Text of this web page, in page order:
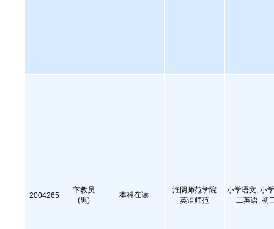
2004265
卞教员
(男)
本科在读
淮阴师范学院
英语师范
小学语文, 小
二英语, 初